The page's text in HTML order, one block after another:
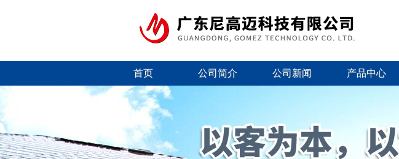
首页 公司简介 公司新闻 产品中心